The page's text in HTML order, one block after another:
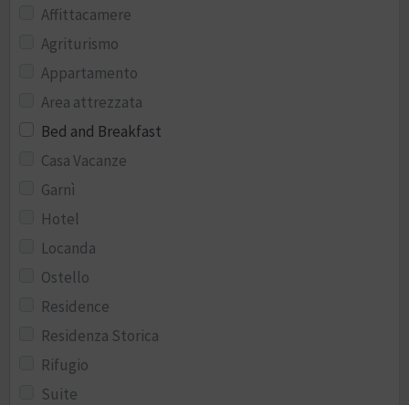
Affittacamere
Agriturismo
Appartamento
Area attrezzata
Bed and Breakfast
Casa Vacanze
Garnì
Hotel
Locanda
Ostello
Residence
Residenza Storica
Rifugio
Suite